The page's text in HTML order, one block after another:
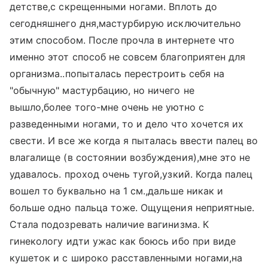
детстве,с скрещенными ногами. Вплоть до
сегодняшнего дня,мастурбирую исключительно
этим способом. После прочла в интернете что
именно этот способ не совсем благоприятен для
организма..попыталась перестроить себя на
"обычную" мастурбацию, но ничего не
вышло,более того-мне очень не уютно с
разведенными ногами, то и дело что хочется их
свести. И все же когда я пыталась ввести палец во
влагалище (в состоянии возбуждения),мне это не
удавалось. проход очень тугой,узкий. Когда палец
вошел то буквально на 1 см.,дальше никак и
больше одно пальца тоже. Ощущения неприятные.
Стала подозревать наличие вагинизма. К
гинекологу идти ужас как боюсь ибо при виде
кушеток и с широко расставленными ногами,на